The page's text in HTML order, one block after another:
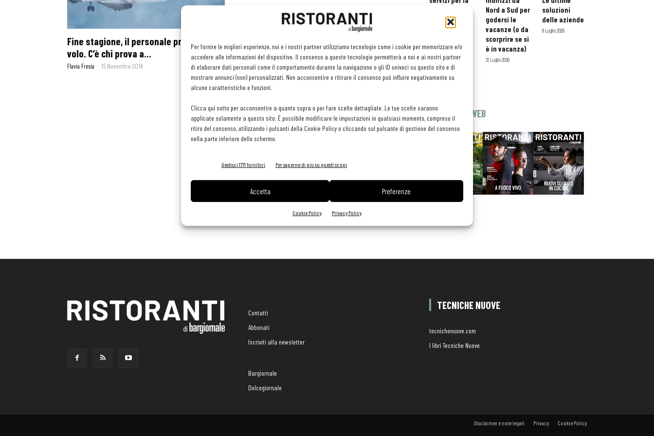
Per fornire le migliori esperienze, noi e i nostri partner utilizziamo tecnologie come i cookie per memorizzare e/o
accedere alle informazioni del dispositivo. Il consenso a queste tecnologie permetterà a noi e ai nostri partner
di elaborare dati personali come il comportamento durante la navigazione o gli ID univoci su questo sito e di
mostrare annunci (non) personalizzati. Non acconsentire o ritirare il consenso può influire negativamente su
alcune caratteristiche e funzioni.
Clicca qui sotto per acconsentire a quanto sopra o per fare scelte dettagliate. Le tue scelte saranno
applicate solamente a questo sito. È possibile modificare le impostazioni in qualsiasi momento, compreso il
ritiro del consenso, utilizzando i pulsanti della Cookie Policy o cliccando sul pulsante di gestione del consenso
nella parte inferiore dello schermo.
Gestisci 1771 fornitori Per saperne di più su questi scopi
Accetta Preferenze
Cookie Policy Privacy Policy
Fine stagione, il personale prende il
volo. C’è chi prova a...
Flavia Fresia - 15 Novembre 2018
orario esteso
e tessera
professionisti
HoReCa
29 Luglio 2026
Nord a Sud per
godersi le
vacanze (o da
scorprire se si
è in vacanza)
31 Luglio 2026
soluzioni
delle aziende
8 Luglio 2026
EDICOLA WEB
Contatti
Abbonati
Iscriviti alla newsletter
Bargiornale
Dolcegiornale
TECNICHE NUOVE
tecnichenuove.com
I libri Tecniche Nuove
Disclaimer e note legali Privacy Cookie Policy